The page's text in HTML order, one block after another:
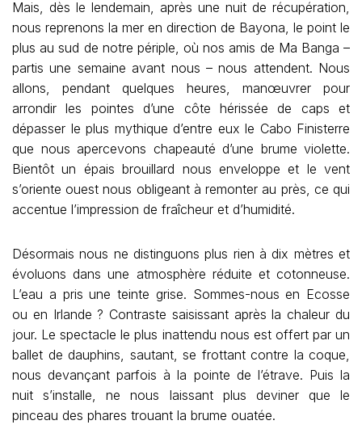
Mais, dès le lendemain, après une nuit de récupération,
nous reprenons la mer en direction de Bayona, le point le
plus au sud de notre périple, où nos amis de Ma Banga –
partis une semaine avant nous – nous attendent. Nous
allons, pendant quelques heures, manœuvrer pour
arrondir les pointes d’une côte hérissée de caps et
dépasser le plus mythique d’entre eux le Cabo Finisterre
que nous apercevons chapeauté d’une brume violette.
Bientôt un épais brouillard nous enveloppe et le vent
s’oriente ouest nous obligeant à remonter au près, ce qui
accentue l’impression de fraîcheur et d’humidité.
Désormais nous ne distinguons plus rien à dix mètres et
évoluons dans une atmosphère réduite et cotonneuse.
L’eau a pris une teinte grise. Sommes-nous en Ecosse
ou en Irlande ? Contraste saisissant après la chaleur du
jour. Le spectacle le plus inattendu nous est offert par un
ballet de dauphins, sautant, se frottant contre la coque,
nous devançant parfois à la pointe de l’étrave. Puis la
nuit s’installe, ne nous laissant plus deviner que le
pinceau des phares trouant la brume ouatée.